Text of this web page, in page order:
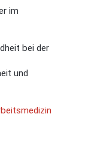
im
bei der
und